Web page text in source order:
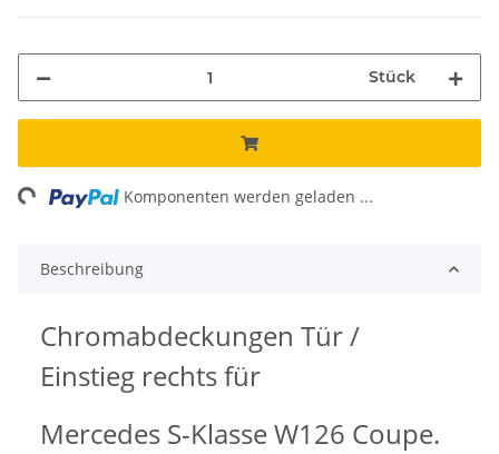
Stück
Komponenten werden geladen ...
Beschreibung
Chromabdeckungen Tür /
Einstieg rechts für
Mercedes S-Klasse W126 Coupe.